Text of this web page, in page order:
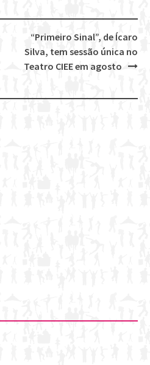
“Primeiro Sinal”, de Ícaro
Silva, tem sessão única no
Teatro CIEE em agosto